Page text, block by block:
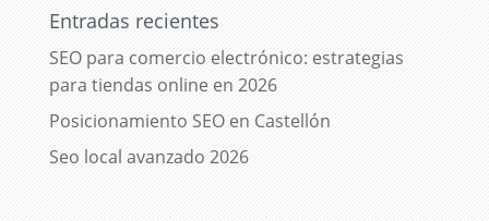
Entradas recientes
SEO para comercio electrónico: estrategias
para tiendas online en 2026
Posicionamiento SEO en Castellón
Seo local avanzado 2026